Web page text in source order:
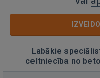
Labākie
celtniecība no